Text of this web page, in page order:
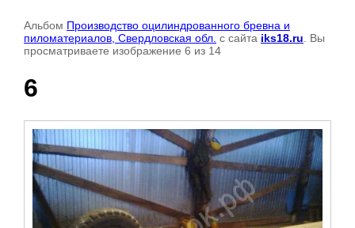
Альбом Производство оцилиндрованного бревна и
пиломатериалов, Свердловская обл. с сайта iks18.ru . Вы
просматриваете изображение 6 из 14
6